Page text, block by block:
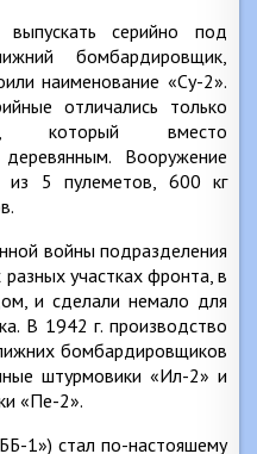
серийно под
бомбардировщик,
наименование «Су-2».
отличались только
который вместо
деревянным. Вооружение
из 5 пулеметов, 600 кг
войны подразделения
участках фронта, в
и сделали немало для
В 1942 г. производство
бомбардировщиков
штурмовики «Ил-2» и
«Пе-2».
1») стал по-настояшему